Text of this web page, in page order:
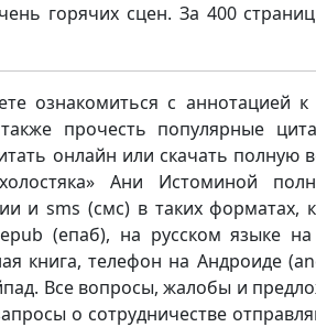
горячих сцен. За 400
ознакомиться с аннотацией к
прочесть популярные
онлайн или скачать полную
Ани Истоминой
и sms (смс) в таких форматах,
(епаб), на русском языке на
книга, телефон на Андроиде
Все вопросы, жалобы и
о сотрудничестве